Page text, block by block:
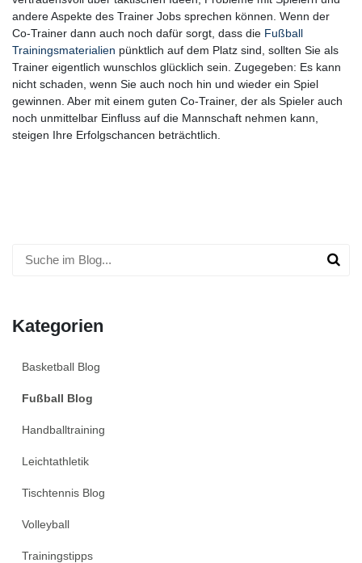
andere Aspekte des Trainer Jobs sprechen können. Wenn der
Co-Trainer dann auch noch dafür sorgt, dass die Fußball
Trainingsmaterialien pünktlich auf dem Platz sind, sollten Sie als
Trainer eigentlich wunschlos glücklich sein. Zugegeben: Es kann
nicht schaden, wenn Sie auch noch hin und wieder ein Spiel
gewinnen. Aber mit einem guten Co-Trainer, der als Spieler auch
noch unmittelbar Einfluss auf die Mannschaft nehmen kann,
steigen Ihre Erfolgschancen beträchtlich.
Kategorien
Basketball Blog
Fußball Blog
Handballtraining
Leichtathletik
Tischtennis Blog
Volleyball
Trainingstipps